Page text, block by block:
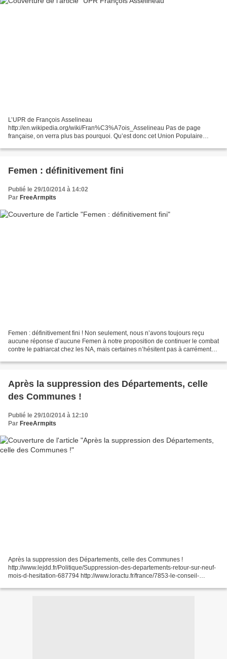
L’UPR de François Asselineau
http://en.wikipedia.org/wiki/Fran%C3%A7ois_Asselineau Pas de page
française, on verra plus bas pourquoi. Qu’est donc cet Union Populaire
l’une de l’autre...
Femen : définitivement fini
Publié le 29/10/2014 à 14:02
Par FreeArmpits
Femen : définitivement fini ! Non seulement, nous n’avons toujours reçu
aucune réponse d’aucune Femen à notre proposition de continuer le combat
contre le patriarcat chez les NA, mais certaines n’hésitent pas à carrément
Après la suppression des Départements, celle
des Communes !
Publié le 29/10/2014 à 12:10
Par FreeArmpits
Après la suppression des Départements, celle des Communes !
http://www.lejdd.fr/Politique/Suppression-des-departements-retour-sur-neuf-
mois-d-hesitation-687794 http://www.loractu.fr/france/7853-le-conseil-